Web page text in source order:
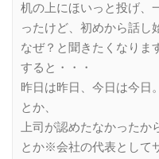
机の上にほいっと投げ、
ったけど、初めから話し
なぜ？と聞きたくなりま
すると・・・
昨日は昨日、今日は今日
とか、
上司が認めたなかったか
とか※会社の代表として